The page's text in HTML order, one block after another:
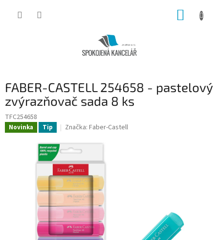
FABER-CASTELL 254658 - pastelový
zvýrazňovač sada 8 ks
TFC254658
Novinka Tip Značka: Faber-Castell